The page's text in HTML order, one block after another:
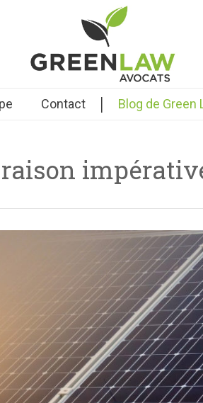
Contact | Blog de Green
raison